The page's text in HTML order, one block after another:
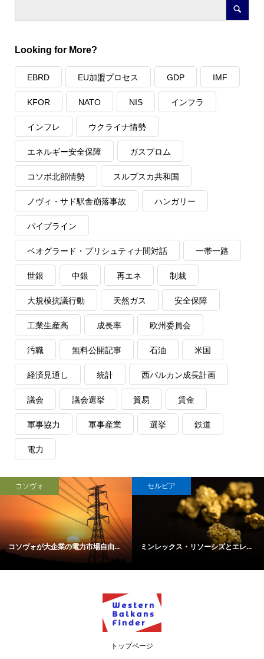
Looking for More?
EBRD EU加盟プロセス GDP IMF
KFOR NATO NIS インフラ
インフレ ウクライナ情勢
エネルギー安全保障 ガスプロム
コソボ北部情勢 スルプスカ共和国
ノヴィ・サド駅舎崩落事故 ハンガリー
パイプライン
ベオグラード・プリシュティナ間対話 一帯一路
世銀 中銀 再エネ 制裁
大規模抗議行動 天然ガス 安全保障
工業生産高 成長率 欧州委員会
汚職 無料公開記事 石油 米国
経済見通し 統計 西バルカン成長計画
議会 議会選挙 貿易 賃金
軍事協力 軍事産業 選挙 鉄道
電力
コソヴォ
コソヴォが大企業の電力市場自由...
セルビア
ミンレックス・リソーシズとエレ...
トップページ